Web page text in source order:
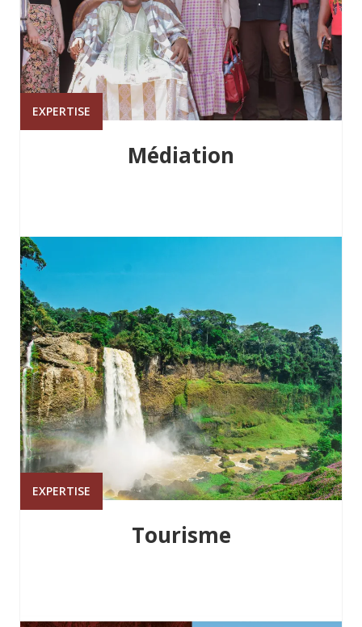
EXPERTISE
Médiation
EXPERTISE
Tourisme